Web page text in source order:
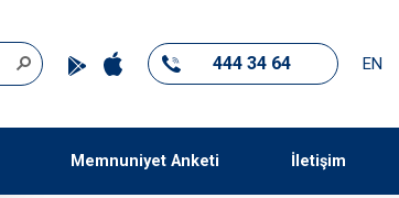
444 34 64 EN
Memnuniyet Anketi İletişim